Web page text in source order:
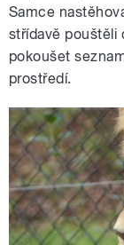
Samce
střídavě pouštěli
pokoušet
prostředí.